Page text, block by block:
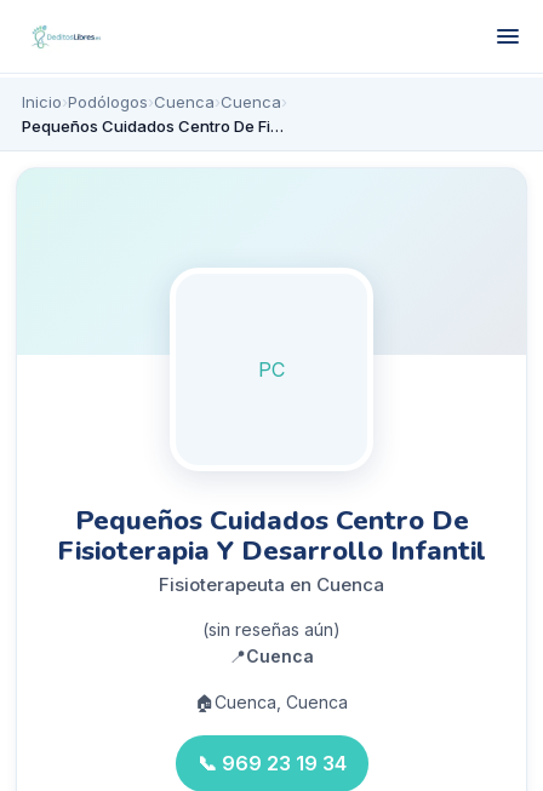
Inicio›Podólogos›Cuenca›Cuenca›
Pequeños Cuidados Centro De Fisioterapia Y Desarrollo Infantil
PC
Pequeños Cuidados Centro De
Fisioterapia Y Desarrollo Infantil
Fisioterapeuta en Cuenca
(sin reseñas aún)
📍Cuenca
🏠Cuenca, Cuenca
📞 969 23 19 34